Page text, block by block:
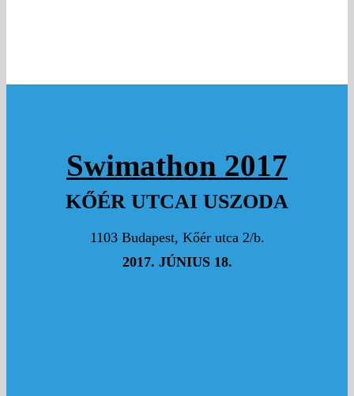
Swimathon 2017
KŐÉR UTCAI USZODA
1103 Budapest, Kőér utca 2/b.
2017. JÚNIUS 18.